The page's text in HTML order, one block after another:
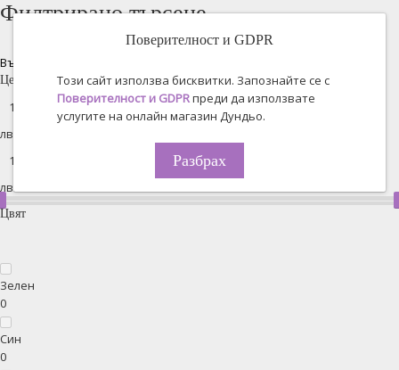
Филтрирано търсене
Възстановяване на всички
Цена
лв. -
лв.
Цвят
Зелен
0
Син
0
Поверителност и GDPR
Този сайт използва бисквитки. Запознайте се с
Поверителност и GDPRпреди да използвате
услугите на онлайн магазин Дундьо.
Разбрах